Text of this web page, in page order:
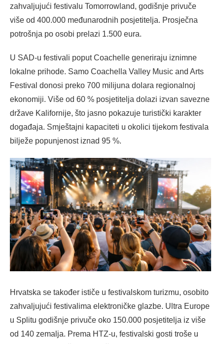
zahvaljujući festivalu Tomorrowland, godišnje privuče
više od 400.000 međunarodnih posjetitelja. Prosječna
potrošnja po osobi prelazi 1.500 eura.
U SAD-u festivali poput Coachelle generiraju iznimne
lokalne prihode. Samo Coachella Valley Music and Arts
Festival donosi preko 700 milijuna dolara regionalnoj
ekonomiji. Više od 60 % posjetitelja dolazi izvan savezne
države Kalifornije, što jasno pokazuje turistički karakter
događaja. Smještajni kapaciteti u okolici tijekom festivala
bilježe popunjenost iznad 95 %.
Hrvatska se također ističe u festivalskom turizmu, osobito
zahvaljujući festivalima elektroničke glazbe. Ultra Europe
u Splitu godišnje privuče oko 150.000 posjetitelja iz više
od 140 zemalja. Prema HTZ-u, festivalski gosti troše u